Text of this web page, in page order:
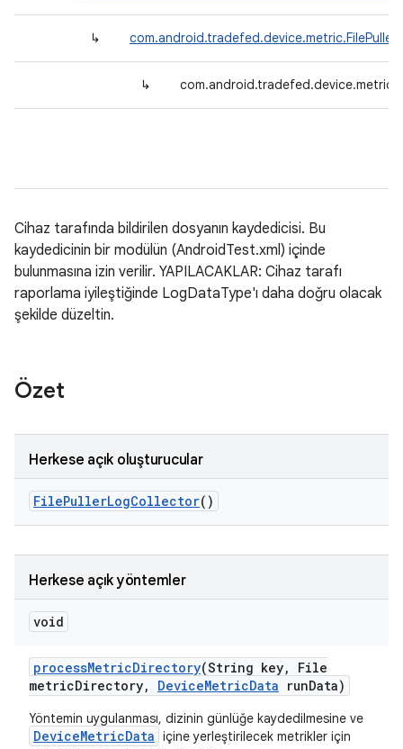
↳
↳
Cihaz tarafında bildirilen dosyanın kaydedicisi. Bu
kaydedicinin bir modülün (AndroidTest.xml) içinde
bulunmasına izin verilir. YAPILACAKLAR: Cihaz tarafı
raporlama iyileştiğinde LogDataType'ı daha doğru olacak
şekilde düzeltin.
Özet
Herkese açık oluşturucular
FilePullerLogCollector()
Herkese açık yöntemler
void
processMetricDirectory(String key,
File
metricDirectory, DeviceMetricData runData)
Yöntemin uygulanması, dizinin günlüğe kaydedilmesine ve
DeviceMetricData içine yerleştirilecek metrikler için